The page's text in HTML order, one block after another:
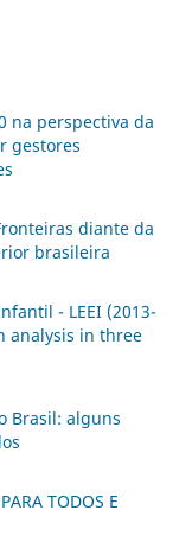
na perspectiva da
gestores
diante da
brasileira
- LEEI (2013-
analysis in three
Brasil: alguns
TODOS E